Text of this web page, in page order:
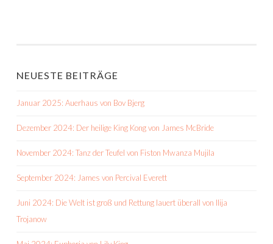
NEUESTE BEITRÄGE
Januar 2025: Auerhaus von Bov Bjerg
Dezember 2024: Der heilige King Kong von James McBride
November 2024: Tanz der Teufel von Fiston Mwanza Mujila
September 2024: James von Percival Everett
Juni 2024: Die Welt ist groß und Rettung lauert überall von Ilija
Trojanow